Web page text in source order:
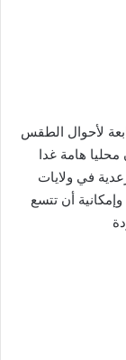
لأحوال الطقس
هامة غدا
رعدية في ولايات
أن تتسع